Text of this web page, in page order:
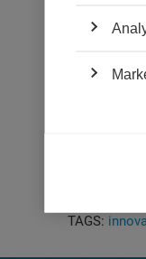
réseau
s’il peut
course à
TAGS: